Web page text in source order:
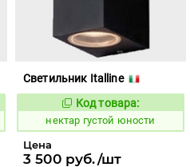
Светильник Italline
Код:
1127998
Код товара:
нектар густой юности
Цена
3 500 руб./шт